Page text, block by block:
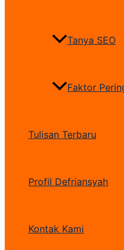
Tanya SEO
Faktor
Tulisan Terbaru
Profil Defriansyah
Kontak Kami